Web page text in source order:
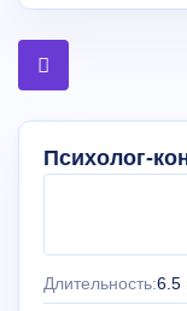
Психолог-
Длительность:6.5